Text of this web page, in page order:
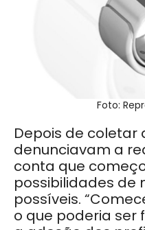
Foto:
Depois de coletar
denunciavam a
conta que
possibilidades de
possíveis.
o que poderia